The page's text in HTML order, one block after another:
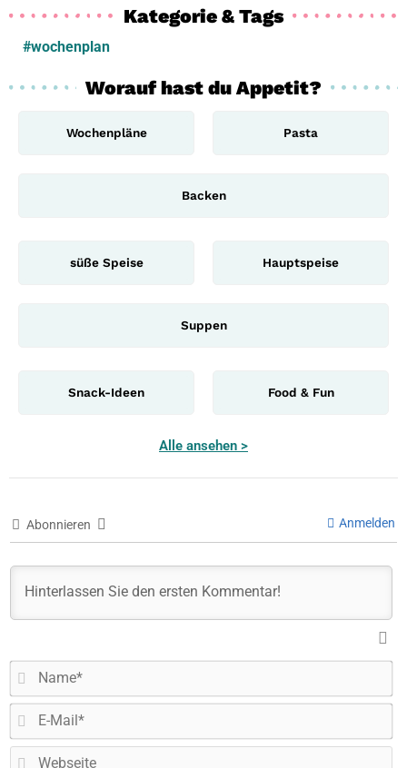
Kategorie & Tags
#wochenplan
Worauf hast du Appetit?
Wochenpläne Pasta
Backen
süße Speise Hauptspeise
Suppen
Snack-Ideen Food & Fun
Alle ansehen >
Abonnieren Anmelden
E-